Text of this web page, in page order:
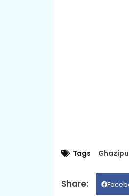
Tags